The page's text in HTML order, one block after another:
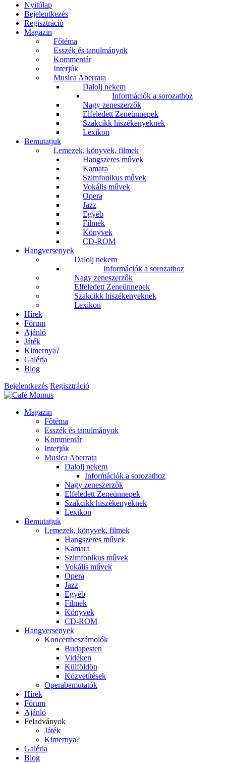
Nyitólap
Bejelentkezés
Regisztráció
Magazin
Főtéma
Esszék és tanulmányok
Kommentár
Interjúk
Musica Aberrata
Dalolj nekem
Információk a sorozathoz
Nagy zeneszerzők
Elfeledett Zeneünnepek
Szakcikk hiszékenyeknek
Lexikon
Bemutatjuk
Lemezek, könyvek, filmek
Hangszeres művek
Kamara
Szimfonikus művek
Vokális művek
Opera
Jazz
Egyéb
Filmek
Könyvek
CD-ROM
Hangversenyek
Dalolj nekem
Információk a sorozathoz
Nagy zeneszerzők
Elfeledett Zeneünnepek
Szakcikk hiszékenyeknek
Lexikon
Hírek
Fórum
Ajánló
Játék
Kimernya?
Galéria
Blog
Bejelentkezés Regisztráció
Magazin
Főtéma
Esszék és tanulmányok
Kommentár
Interjúk
Musica Aberrata
Dalolj nekem
Információk a sorozathoz
Nagy zeneszerzők
Elfeledett Zeneünnepek
Szakcikk hiszékenyeknek
Lexikon
Bemutatjuk
Lemezek, könyvek, filmek
Hangszeres művek
Kamara
Szimfonikus művek
Vokális művek
Opera
Jazz
Egyéb
Filmek
Könyvek
CD-ROM
Hangversenyek
Koncertbeszámolók
Budapesten
Vidéken
Külföldön
Közvetítések
Operabemutatók
Hírek
Fórum
Ajánló
Feladványok
Játék
Kimernya?
Galéria
Blog